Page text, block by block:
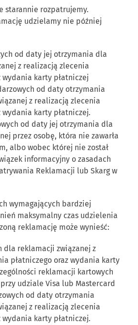
starannie rozpatrujemy.
udzielamy nie później
od daty jej otrzymania dla
z realizacją zlecenia
wydania karty płatniczej
od daty otrzymania
z realizacją zlecenia
wydania karty płatniczej.
od daty jej otrzymania dla
przez osobę, która nie zawarła
albo wobec której nie został
informacyjny o zasadach
Reklamacji lub Skarg w
wymagających bardziej
maksymalny czas udzielenia
reklamację może wynieść:
dla reklamacji związanej z
płatniczego oraz wydania karty
reklamacji kartowych
udziale Visa lub Mastercard
od daty otrzymania
z realizacją zlecenia
wydania karty płatniczej.